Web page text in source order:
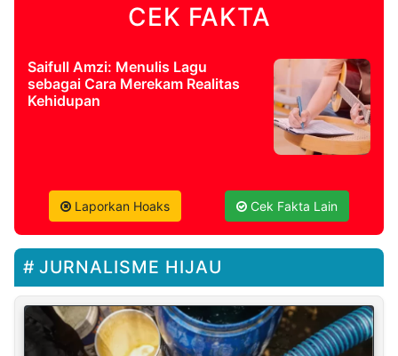
CEK FAKTA
Saifull Amzi: Menulis Lagu
sebagai Cara Merekam Realitas
Kehidupan
Laporkan Hoaks Cek Fakta Lain
JURNALISME HIJAU